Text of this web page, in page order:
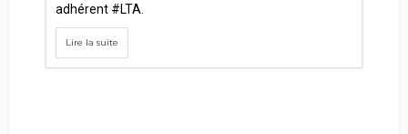
adhérent #LTA.
Lire la suite